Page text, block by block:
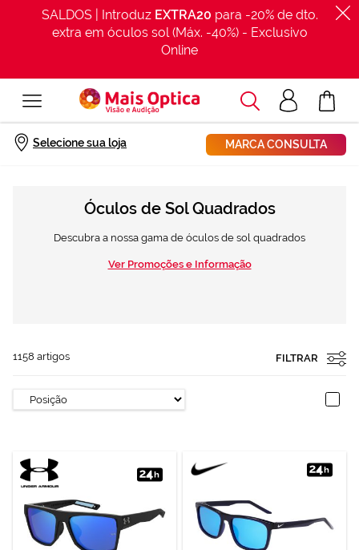
SALDOS | Introduz EXTRA20 para -20% de dto.
extra em óculos sol (Máx. -40%) - Exclusivo
Online
Acesso
clientes
O Meu
Selecione sua loja MARCA CONSULTA
Procurar
Início Óculos de sol Quadradas
Óculos de Sol Quadrados
Descubra a nossa gama de óculos de sol quadrados
Ver Promoções e Informação
1158 artigos FILTRAR